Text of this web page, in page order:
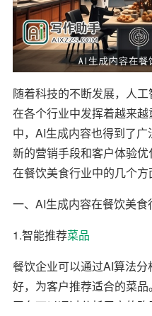
随着科技的不断发展，人
在各个行业中发挥着越来
中，AI生成内容也得到了广
新的营销手段和客户体验
在餐饮美食行业中的几个方
一、AI生成内容在餐饮美食
1.智能推荐菜品
餐饮企业可以通过AI算法
好，为客户推荐适合的菜
平台可以通过分析用户的购